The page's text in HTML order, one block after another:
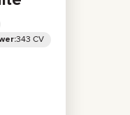
343 CV